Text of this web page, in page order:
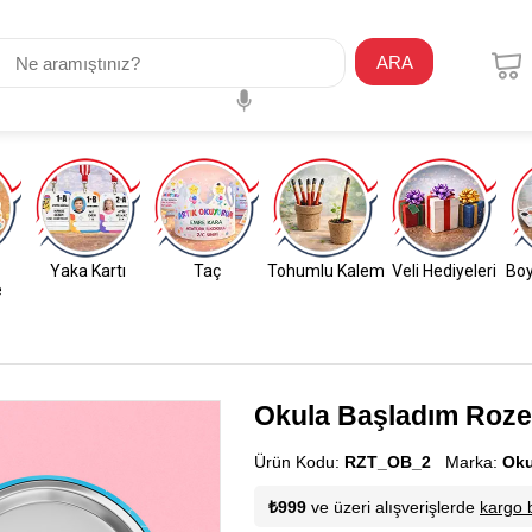
ARA
Yaka Kartı Taç Tohumlu Kalem Veli Hediyeleri
Okula Başladım
Ürün Kodu: RZT_OB_2 Marka:
₺999 ve üzeri alışverişlerde kargo